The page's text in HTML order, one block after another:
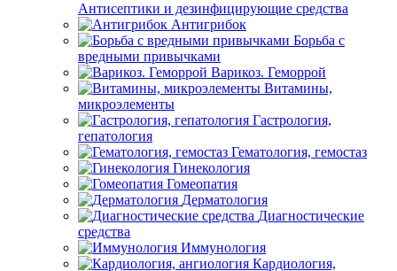
Антисептики и дезинфицирующие средства
Антигрибок
Борьба с
вредными привычками
Варикоз. Геморрой
Витамины,
микроэлементы
Гастрология,
гепатология
Гематология, гемостаз
Гинекология
Гомеопатия
Дерматология
Диагностические
средства
Иммунология
Кардиология,